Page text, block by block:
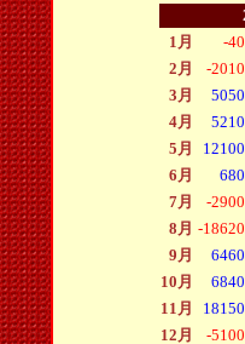
1月
-
2月
-
3月
4月
5月
6月
7月
-
8月 -
9月
10月
11月
12月
-